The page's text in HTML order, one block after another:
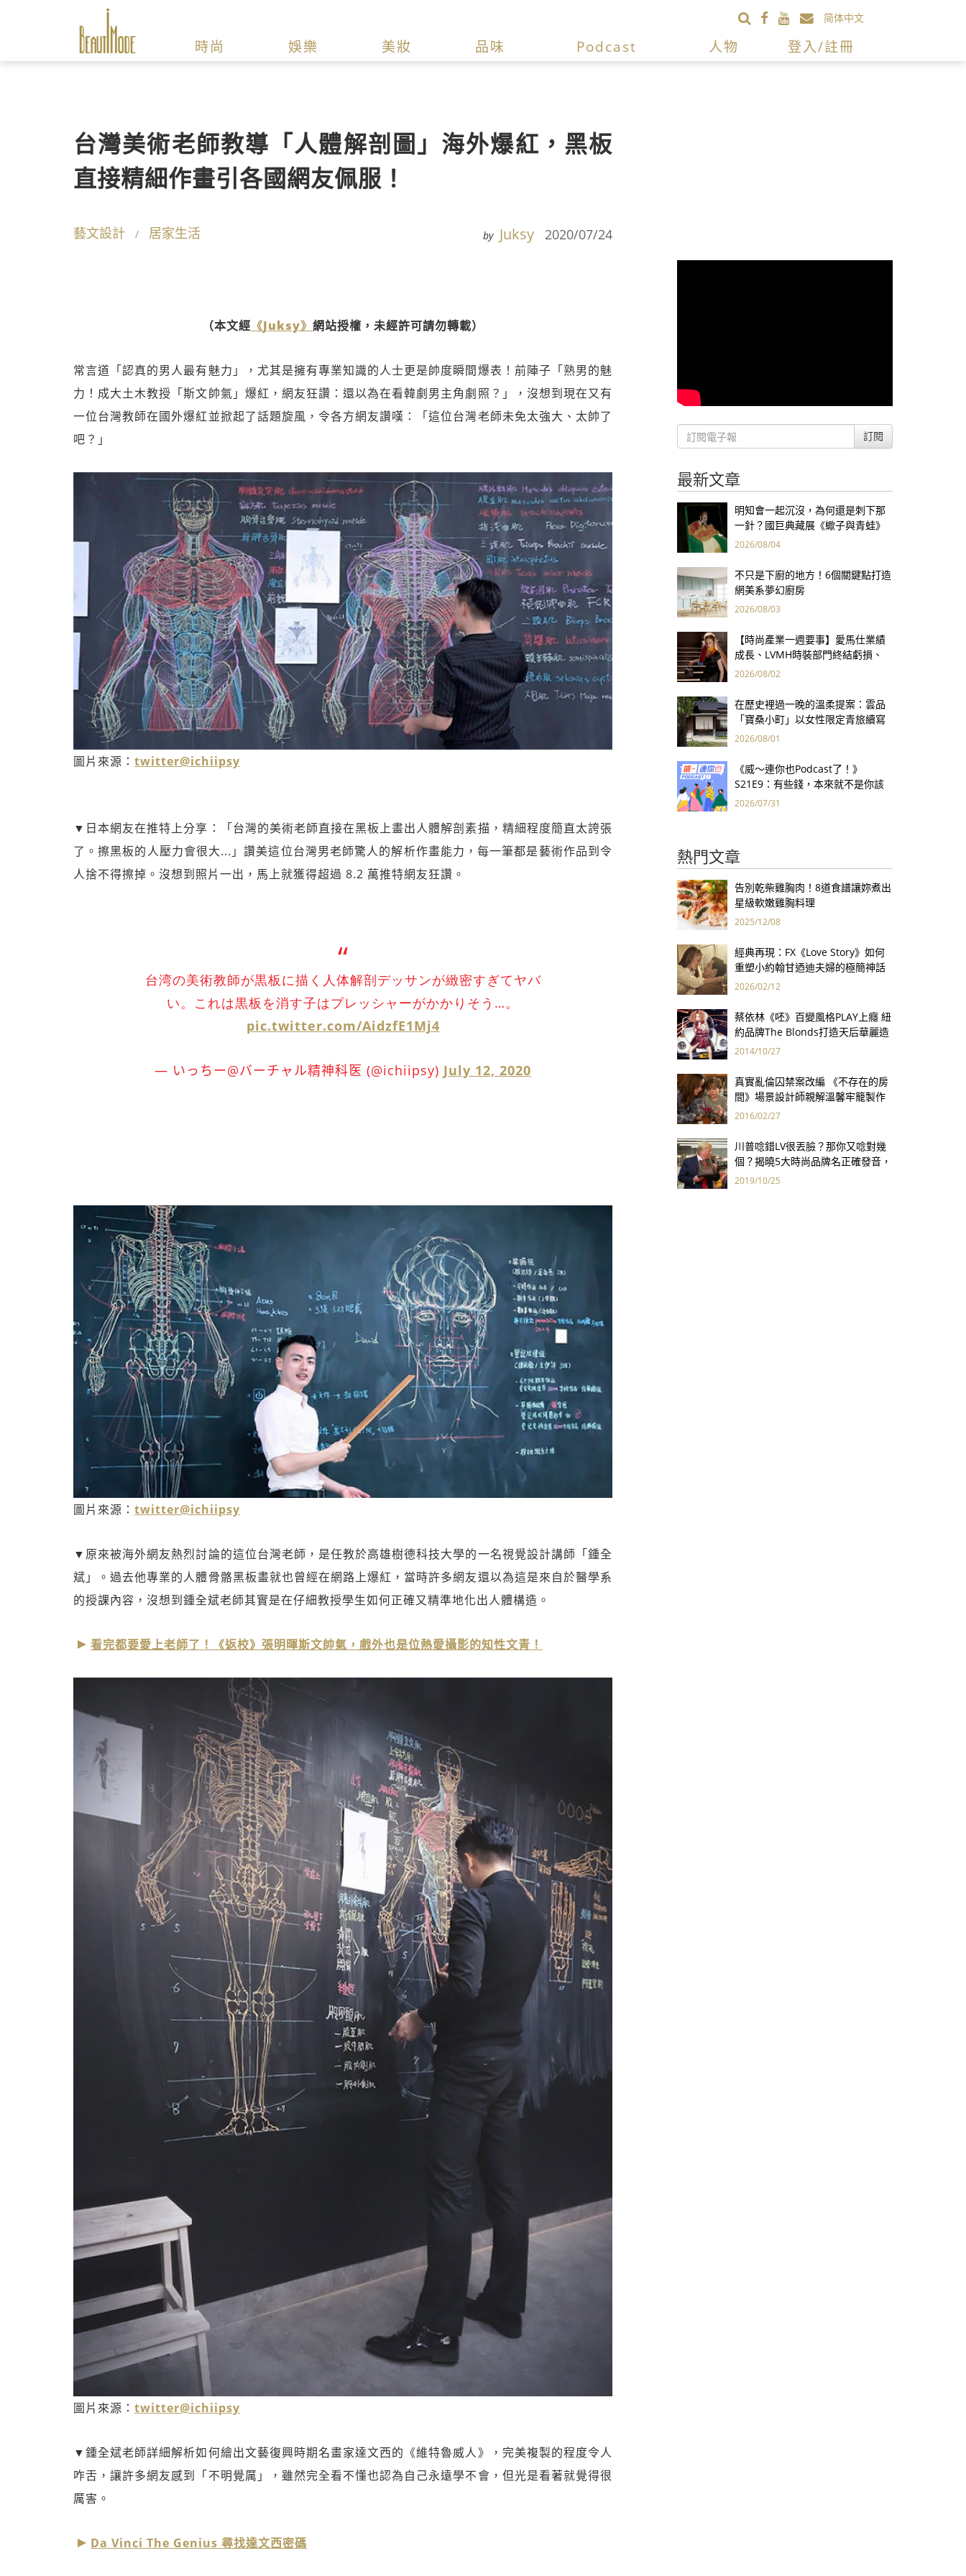
简体中文
時尚 娛樂 美妝 品味 Podcast 人物 登入/註冊
台灣美術老師教導「人體解剖圖」海外爆紅，黑板
直接精細作畫引各國網友佩服！
藝文設計 居家生活 by Juksy 2020/07/24
（本文經 《Juksy》 網站授權，未經許可請勿轉載）
常言道「認真的男人最有魅力」，尤其是擁有專業知識的人士更是帥度瞬間爆表！前陣子「熟男的魅
力！成大土木教授「斯文帥氣」爆紅，網友狂讚：還以為在看韓劇男主角劇照？」，沒想到現在又有
一位台灣教師在國外爆紅並掀起了話題旋風，令各方網友讚嘆：「這位台灣老師未免太強大、太帥了
吧？」
圖片來源： twitter@ichiipsy
▼日本網友在推特上分享：「台灣的美術老師直接在黑板上畫出人體解剖素描，精細程度簡直太誇張
了。擦黑板的人壓力會很大...」讚美這位台灣男老師驚人的解析作畫能力，每一筆都是藝術作品到令
人捨不得擦掉。沒想到照片一出，馬上就獲得超過 8.2 萬推特網友狂讚。
台湾の美術教師が黒板に描く人体解剖デッサンが緻密すぎてヤバ
い。これは黒板を消す子はプレッシャーがかかりそう…。
pic.twitter.com/AidzfE1Mj4
— いっちー@バーチャル精神科医 (@ichiipsy) July 12, 2020
圖片來源： twitter@ichiipsy
▼原來被海外網友熱烈討論的這位台灣老師，是任教於高雄樹德科技大學的一名視覺設計講師「鍾全
斌」。過去他專業的人體骨骼黑板畫就也曾經在網路上爆紅，當時許多網友還以為這是來自於醫學系
的授課內容，沒想到鍾全斌老師其實是在仔細教授學生如何正確又精準地化出人體構造。
看完都要愛上老師了！《返校》張明暉斯文帥氣，戲外也是位熱愛攝影的知性文青！
圖片來源： twitter@ichiipsy
▼鍾全斌老師詳細解析如何繪出文藝復興時期名畫家達文西的《維特魯威人》，完美複製的程度令人
咋舌，讓許多網友感到「不明覺厲」，雖然完全看不懂也認為自己永遠學不會，但光是看著就覺得很
厲害。
Da Vinci The Genius 尋找達文西密碼
訂閱
最新文章
明知會一起沉沒，為何還是刺下那
一針？國巨典藏展《蠍子與青蛙》
用66件名作拷問人性
2026/08/04
不只是下廚的地方！6個關鍵點打造
網美系夢幻廚房
2026/08/03
【時尚產業一週要事】愛馬仕業績
成長、LVMH時裝部門終結虧損、
Kering轉型策略初現成效、Prada
2026/08/02
在歷史裡過一晚的溫柔提案：雲品
「寶桑小町」以女性限定青旅續寫
台東老屋記憶
2026/08/01
《威～連你也Podcast了！》
S21E9：有些錢，本來就不是你該
賺的——讀《一個投機者的告白》
2026/07/31
熱門文章
告別乾柴雞胸肉！8道食譜讓妳煮出
星級軟嫩雞胸料理
2025/12/08
經典再現：FX《Love Story》如何
重塑小約翰甘迺迪夫婦的極簡神話
2026/02/12
蔡依林《呸》百變風格PLAY上癮 紐
約品牌The Blonds打造天后華麗造
型
2014/10/27
真實亂倫囚禁案改編 《不存在的房
間》場景設計師親解溫馨牢籠製作
幕後
2016/02/27
川普唸錯LV很丟臉？那你又唸對幾
個？揭曉5大時尚品牌名正確發音，
買不起也要懂唸！
2019/10/25